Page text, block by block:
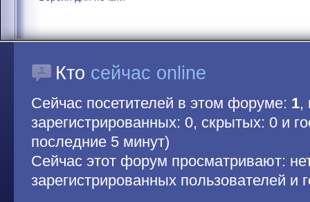
Кто сейчас online
Сейчас посетителей в этом форуме: 1,
зарегистрированных: 0, скрытых: 0 и
последние 5 минут)
Сейчас этот форум просматривают:
зарегистрированных пользователей и